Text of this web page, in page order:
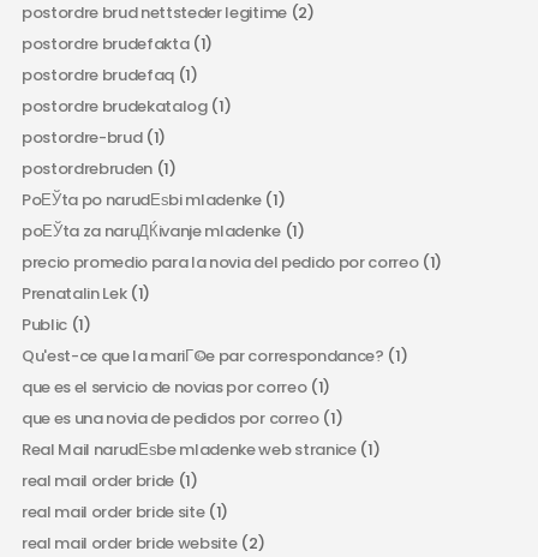
postordre brud nettsteder legitime(2)
postordre brudefakta(1)
postordre brudefaq (1)
postordre brudekatalog(1)
postordre-brud(1)
postordrebruden (1)
PoЕЎta po narudЕѕbi mladenke(1)
poЕЎta za naruДЌivanje mladenke(1)
precio promedio para la novia del pedido por correo(1)
Prenatalin Lek(1)
Public(1)
Qu'est-ce que la mariГ©e par correspondance? (1)
que es el servicio de novias por correo(1)
que es una novia de pedidos por correo(1)
Real Mail narudЕѕbe mladenke web stranice(1)
real mail order bride (1)
real mail order bride site(1)
real mail order bride website(2)